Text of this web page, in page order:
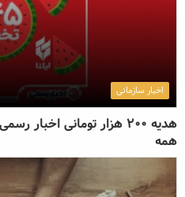
اخبار سازمانی
هدیه 200 هزار تومانی
همه